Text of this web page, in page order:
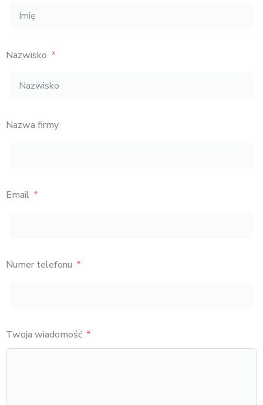
Nazwisko
Nazwa firmy
Email
Numer telefonu
Twoja wiadomość